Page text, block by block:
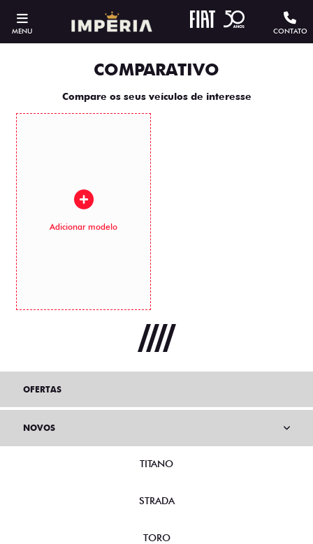
MENU CONTATO
COMPARATIVO
Compare os seus veículos de interesse
Adicionar modelo
OFERTAS
NOVOS
TITANO
STRADA
TORO